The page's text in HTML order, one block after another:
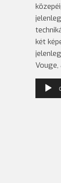
két
Vouge,
Audió
lejátszó